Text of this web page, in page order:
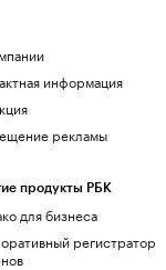
информация
рекламы
продукты РБК
для бизнеса
регистратор